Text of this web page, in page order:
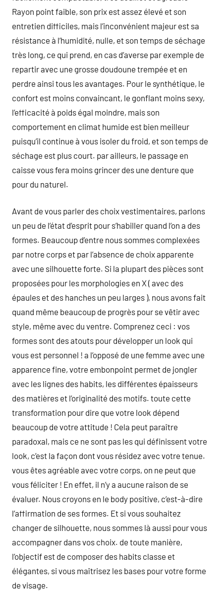
Rayon point faible, son prix est assez élevé et son
entretien difficiles, mais l’inconvénient majeur est sa
résistance à l’humidité, nulle, et son temps de séchage
très long, ce qui prend, en cas d’averse par exemple de
repartir avec une grosse doudoune trempée et en
perdre ainsi tous les avantages. Pour le synthétique, le
confort est moins convaincant, le gonflant moins sexy,
l’efficacité à poids égal moindre, mais son
comportement en climat humide est bien meilleur
puisqu’il continue à vous isoler du froid, et son temps de
séchage est plus court. par ailleurs, le passage en
caisse vous fera moins grincer des une denture que
pour du naturel.
Avant de vous parler des choix vestimentaires, parlons
un peu de l’état d’esprit pour s’habiller quand l’on a des
formes. Beaucoup d’entre nous sommes complexées
par notre corps et par l’absence de choix apparente
avec une silhouette forte. Si la plupart des pièces sont
proposées pour les morphologies en X ( avec des
épaules et des hanches un peu larges ), nous avons fait
quand même beaucoup de progrès pour se vêtir avec
style, même avec du ventre. Comprenez ceci : vos
formes sont des atouts pour développer un look qui
vous est personnel ! a l’opposé de une femme avec une
apparence fine, votre embonpoint permet de jongler
avec les lignes des habits, les différentes épaisseurs
des matières et l’originalité des motifs. toute cette
transformation pour dire que votre look dépend
beaucoup de votre attitude ! Cela peut paraître
paradoxal, mais ce ne sont pas les qui définissent votre
look, c’est la façon dont vous résidez avec votre tenue.
vous êtes agréable avec votre corps, on ne peut que
vous féliciter ! En effet, il n’y a aucune raison de se
évaluer. Nous croyons en le body positive, c’est-à-dire
l’affirmation de ses formes. Et si vous souhaitez
changer de silhouette, nous sommes là aussi pour vous
accompagner dans vos choix. de toute manière,
l’objectif est de composer des habits classe et
élégantes, si vous maîtrisez les bases pour votre forme
de visage.